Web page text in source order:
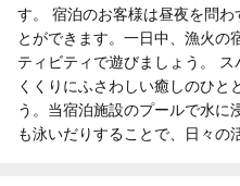
す。 宿泊のお客様は昼夜を問
とができます。一日中、漁火の
ティビティで遊びましょう。
くくりにふさわしい癒しのひと
う。当宿泊施設のプールで水に
も泳いだりすることで、日々の